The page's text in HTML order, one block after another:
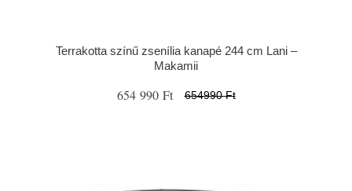
Terrakotta színű zsenília kanapé 244 cm Lani –
Makamii
654 990 Ft 654990 Ft